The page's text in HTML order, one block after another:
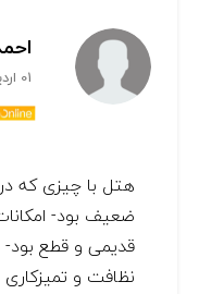
01 اردیبهشت 1401
هتل با چیزی که
ضعیف بود-
قدیمی و قطع
نظافت و